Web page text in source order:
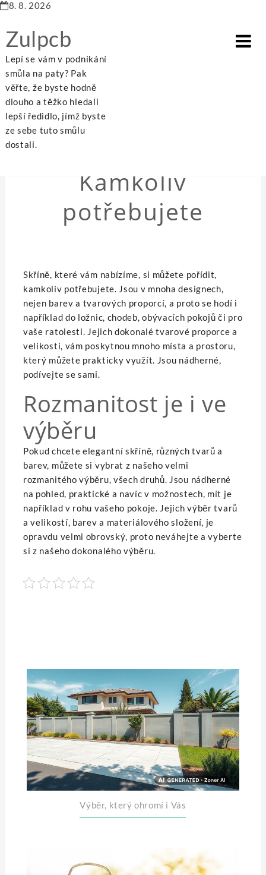
8. 8. 2026
Zulpcb
Lepí se vám v podnikání
smůla na paty? Pak
věřte, že byste hodně
dlouho a těžko hledali
lepší ředidlo, jímž byste
ze sebe tuto smůlu
dostali.
Home Kamkoliv potřebujete
Kamkoliv
potřebujete
Skříně, které vám nabízíme, si můžete pořídit,
kamkoliv potřebujete. Jsou v mnoha designech,
nejen barev a tvarových proporcí, a proto se hodí i
například do ložnic, chodeb, obývacích pokojů či pro
vaše ratolesti. Jejich dokonalé tvarové proporce a
velikosti, vám poskytnou mnoho místa a prostoru,
který můžete prakticky využít. Jsou nádherné,
podívejte se sami.
Rozmanitost je i ve
výběru
Pokud chcete elegantní skříně, různých tvarů a
barev, můžete si vybrat z našeho velmi
rozmanitého výběru, všech druhů. Jsou nádherné
na pohled, praktické a navíc v možnostech, mít je
například v rohu vašeho pokoje. Jejich výběr tvarů
a velikostí, barev a materiálového složení, je
opravdu velmi obrovský, proto neváhejte a vyberte
si z našeho dokonalého výběru.
Výběr, který ohromí i Vás